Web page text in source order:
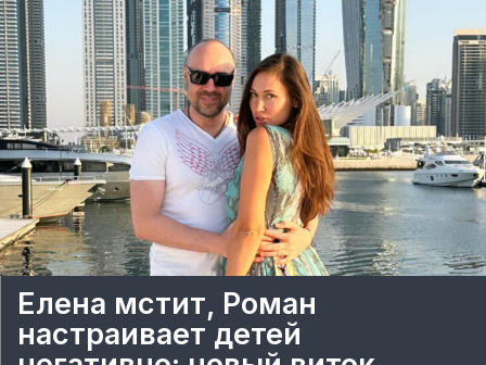
Елена мстит, Роман
настраивает детей